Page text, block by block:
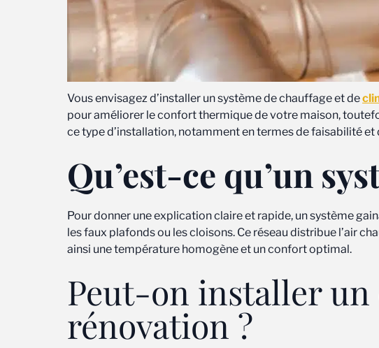
Vous envisagez d’installer un système de chauffage et de
pour améliorer le confort thermique de votre maison,
ce type d’installation, notamment en termes de faisabilité et
Qu’est-ce qu’un
Pour donner une explication claire et rapide, un système
les faux plafonds ou les cloisons. Ce réseau distribue l’air
ainsi une température homogène et un confort optimal.
Peut-on installer
rénovation ?